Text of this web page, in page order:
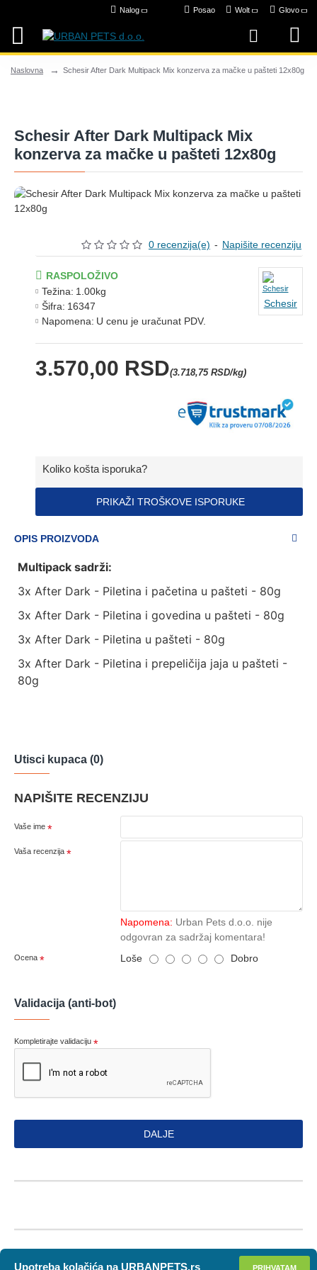
Nalog Posao Wolt Glovo
Naslovna Schesir After Dark Multipack Mix konzerva za mačke u pašteti 12x80g
Schesir After Dark Multipack Mix
konzerva za mačke u pašteti 12x80g
0 recenzija(e) - Napišite recenziju
3.570,00 RSD(3.718,75 RSD/kg)
RASPOLOŽIVO
Težina: 1.00kg
Šifra: 16347
Napomena: U cenu je uračunat PDV.
Schesir
Koliko košta isporuka?
PRIKAŽI TROŠKOVE ISPORUKE
OPIS PROIZVODA
Multipack sadrži:
3x After Dark - Piletina i pačetina u pašteti - 80g
3x After Dark - Piletina i govedina u pašteti - 80g
3x After Dark - Piletina u pašteti - 80g
3x After Dark - Piletina i prepeličija jaja u pašteti -
80g
Utisci kupaca (0)
NAPIŠITE RECENZIJU
Vaše ime
Vaša recenzija
Napomena: Urban Pets d.o.o. nije
odgovran za sadržaj komentara!
Ocena Loše Dobro
Validacija (anti-bot)
Kompletirajte validaciju
DALJE
PRIHVATAM
Upotreba kolačića na URBANPETS.rs